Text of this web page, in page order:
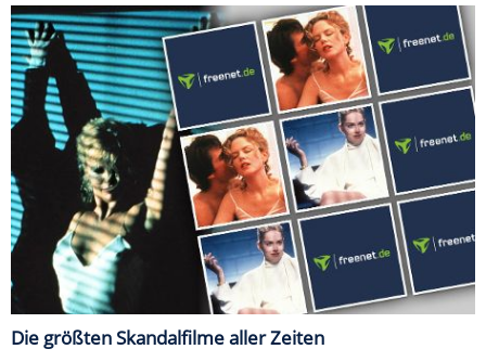
Die größten Skandalfilme aller Zeiten